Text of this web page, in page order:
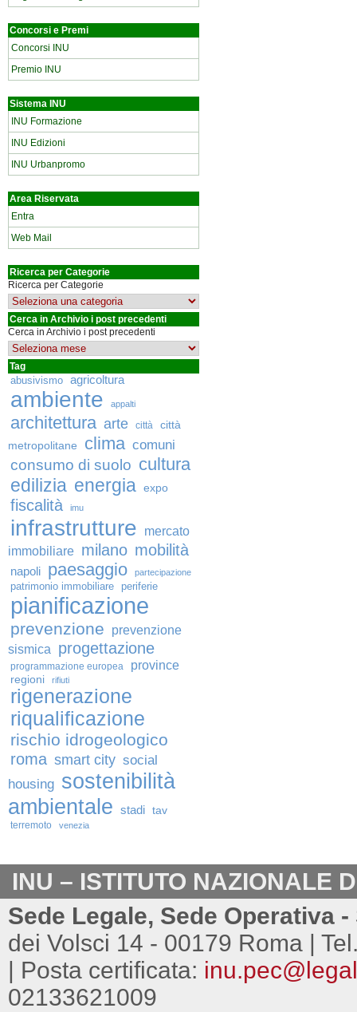
Concorsi e Premi
Concorsi INU
Premio INU
Sistema INU
INU Formazione
INU Edizioni
INU Urbanpromo
Area Riservata
Entra
Web Mail
Ricerca per Categorie
Ricerca per Categorie
Cerca in Archivio i post precedenti
Cerca in Archivio i post precedenti
Tag
abusivismo agricoltura
ambiente appalti
architettura arte città
città
metropolitane
clima comuni
consumo di suolo cultura
edilizia energia expo
fiscalità imu
infrastrutture
mercato
immobiliare milano mobilità
napoli paesaggio partecipazione
patrimonio immobiliare periferie
pianificazione
prevenzione
prevenzione
sismica
progettazione
programmazione europea province
regioni rifiuti
rigenerazione
riqualificazione
rischio idrogeologico
roma smart city social
housing sostenibilità
ambientale stadi tav
terremoto venezia
INU – ISTITUTO NAZIONALE
Sede Legale, Sede Operativa
dei Volsci 14 - 00179 Roma |
| Posta certificata:
02133621009